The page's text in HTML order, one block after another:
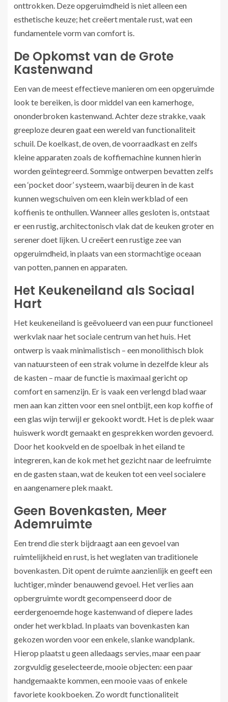
onttrokken. Deze opgeruimdheid is niet alleen een
esthetische keuze; het creëert mentale rust, wat een
fundamentele vorm van comfort is.
De Opkomst van de Grote
Kastenwand
Een van de meest effectieve manieren om een opgeruimde
look te bereiken, is door middel van een kamerhoge,
ononderbroken kastenwand. Achter deze strakke, vaak
greeploze deuren gaat een wereld van functionaliteit
schuil. De koelkast, de oven, de voorraadkast en zelfs
kleine apparaten zoals de koffiemachine kunnen hierin
worden geïntegreerd. Sommige ontwerpen bevatten zelfs
een ‘pocket door’ systeem, waarbij deuren in de kast
kunnen wegschuiven om een klein werkblad of een
koffienis te onthullen. Wanneer alles gesloten is, ontstaat
er een rustig, architectonisch vlak dat de keuken groter en
serener doet lijken. U creëert een rustige zee van
opgeruimdheid, in plaats van een stormachtige oceaan
van potten, pannen en apparaten.
Het Keukeneiland als Sociaal
Hart
Het keukeneiland is geëvolueerd van een puur functioneel
werkvlak naar het sociale centrum van het huis. Het
ontwerp is vaak minimalistisch – een monolithisch blok
van natuursteen of een strak volume in dezelfde kleur als
de kasten – maar de functie is maximaal gericht op
comfort en samenzijn. Er is vaak een verlengd blad waar
men aan kan zitten voor een snel ontbijt, een kop koffie of
een glas wijn terwijl er gekookt wordt. Het is de plek waar
huiswerk wordt gemaakt en gesprekken worden gevoerd.
Door het kookveld en de spoelbak in het eiland te
integreren, kan de kok met het gezicht naar de leefruimte
en de gasten staan, wat de keuken tot een veel socialere
en aangenamere plek maakt.
Geen Bovenkasten, Meer
Ademruimte
Een trend die sterk bijdraagt aan een gevoel van
ruimtelijkheid en rust, is het weglaten van traditionele
bovenkasten. Dit opent de ruimte aanzienlijk en geeft een
luchtiger, minder benauwend gevoel. Het verlies aan
opbergruimte wordt gecompenseerd door de
eerdergenoemde hoge kastenwand of diepere lades
onder het werkblad. In plaats van bovenkasten kan
gekozen worden voor een enkele, slanke wandplank.
Hierop plaatst u geen alledaags servies, maar een paar
zorgvuldig geselecteerde, mooie objecten: een paar
handgemaakte kommen, een mooie vaas of enkele
favoriete kookboeken. Zo wordt functionaliteit